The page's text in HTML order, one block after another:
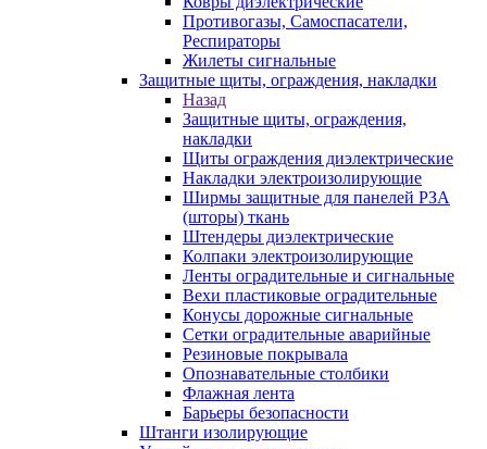
Противогазы, Самоспасатели,
Респираторы
Жилеты сигнальные
Защитные щиты, ограждения, накладки
Назад
Защитные щиты, ограждения,
накладки
Щиты ограждения диэлектрические
Накладки электроизолирующие
Ширмы защитные для панелей РЗА
(шторы) ткань
Штендеры диэлектрические
Колпаки электроизолирующие
Ленты оградительные и сигнальные
Вехи пластиковые оградительные
Конусы дорожные сигнальные
Сетки оградительные аварийные
Резиновые покрывала
Опознавательные столбики
Флажная лента
Барьеры безопасности
Штанги изолирующие